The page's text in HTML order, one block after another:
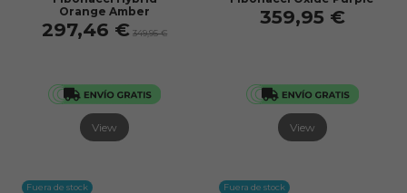
Orange Amber
297,46 € 349,95 €
View
359,95 €
View
Fuera de stock Fuera de stock